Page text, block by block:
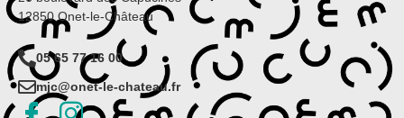
12850 Onet-le-Château
05 65 77 16 00
mjc@onet-le-chateau.fr